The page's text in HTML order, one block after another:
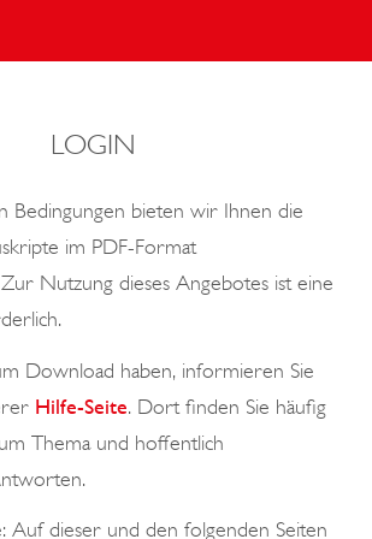
LOGIN
Bedingungen bieten wir Ihnen die
im PDF-Format
Nutzung dieses Angebotes ist eine
Download haben, informieren Sie
Hilfe-Seite. Dort finden Sie häufig
Thema und hoffentlich
Auf dieser und den folgenden Seiten